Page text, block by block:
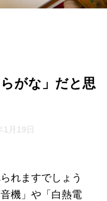
がな」だと思
1月19日
れますでしょう
機」や「白熱電